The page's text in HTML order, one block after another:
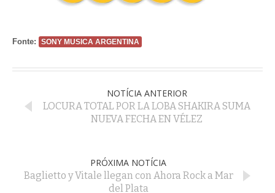
Fonte: SONY MUSICA ARGENTINA
NOTÍCIA ANTERIOR
LOCURA TOTAL POR LA LOBA SHAKIRA SUMA
NUEVA FECHA EN VÉLEZ
PRÓXIMA NOTÍCIA
Baglietto y Vitale llegan con Ahora Rock a Mar
del Plata